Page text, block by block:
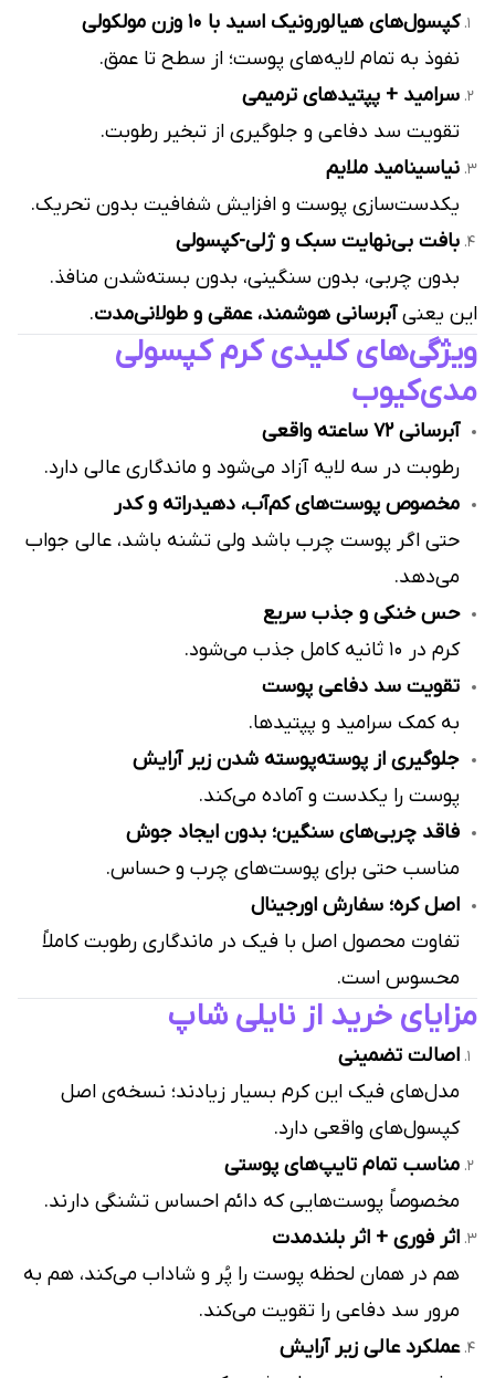
کپسول‌های هیالورونیک اسید با 10 وزن مولکولی
نفوذ به تمام لایه‌های پوست؛ از سطح تا عمق.
سرامید + پپتید‌های ترمیمی
تقویت سد دفاعی و جلوگیری از تبخیر رطوبت.
نیاسینامید ملایم
یکدست‌سازی پوست و افزایش شفافیت بدون تحریک.
بافت بی‌نهایت سبک و ژلی-کپسولی
بدون چربی، بدون سنگینی، بدون بسته‌شدن منافذ.
این یعنیآبرسانی هوشمند، عمقی و طولانی‌مدت.
ویژگی‌های کلیدی کرم کپسولی
مدی‌کیوب
آبرسانی 72 ساعته واقعی
رطوبت در سه لایه آزاد می‌شود و ماندگاری عالی دارد.
مخصوص پوست‌های کم‌آب، دهیدراته و کدر
حتی اگر پوست چرب باشد ولی تشنه باشد، عالی جواب
می‌دهد.
حس خنکی و جذب سریع
کرم در ۱۰ ثانیه کامل جذب می‌شود.
تقویت سد دفاعی پوست
به کمک سرامید و پپتیدها.
جلوگیری از پوسته‌پوسته شدن زیر آرایش
پوست را یکدست و آماده می‌کند.
فاقد چربی‌های سنگین؛ بدون ایجاد جوش
مناسب حتی برای پوست‌های چرب و حساس.
اصل کره؛ سفارش اورجینال
تفاوت محصول اصل با فیک در ماندگاری رطوبت کاملاً
محسوس است.
مزایای خرید از نایلی شاپ
اصالت تضمینی
مدل‌های فیک این کرم بسیار زیادند؛ نسخه‌ی اصل
کپسول‌های واقعی دارد.
مناسب تمام تایپ‌های پوستی
مخصوصاً پوست‌هایی که دائم احساس تشنگی دارند.
اثر فوری + اثر بلندمدت
هم در همان لحظه پوست را پُر و شاداب می‌کند، هم به
مرور سد دفاعی را تقویت می‌کند.
عملکرد عالی زیر آرایش